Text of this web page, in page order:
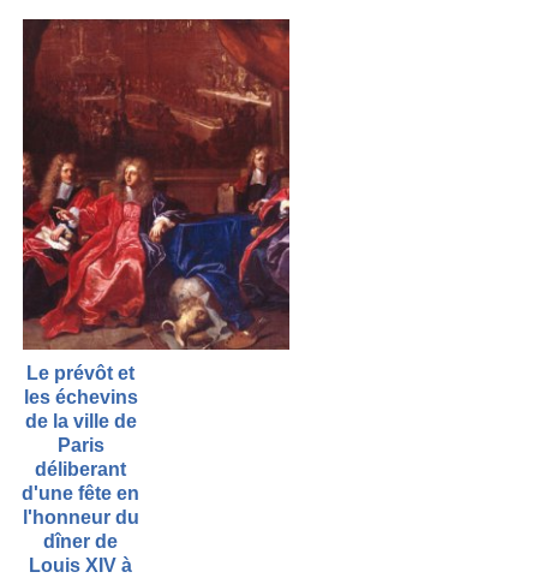
Le prévôt et
les échevins
de la ville de
Paris
déliberant
d'une fête en
l'honneur du
dîner de
Louis XIV à